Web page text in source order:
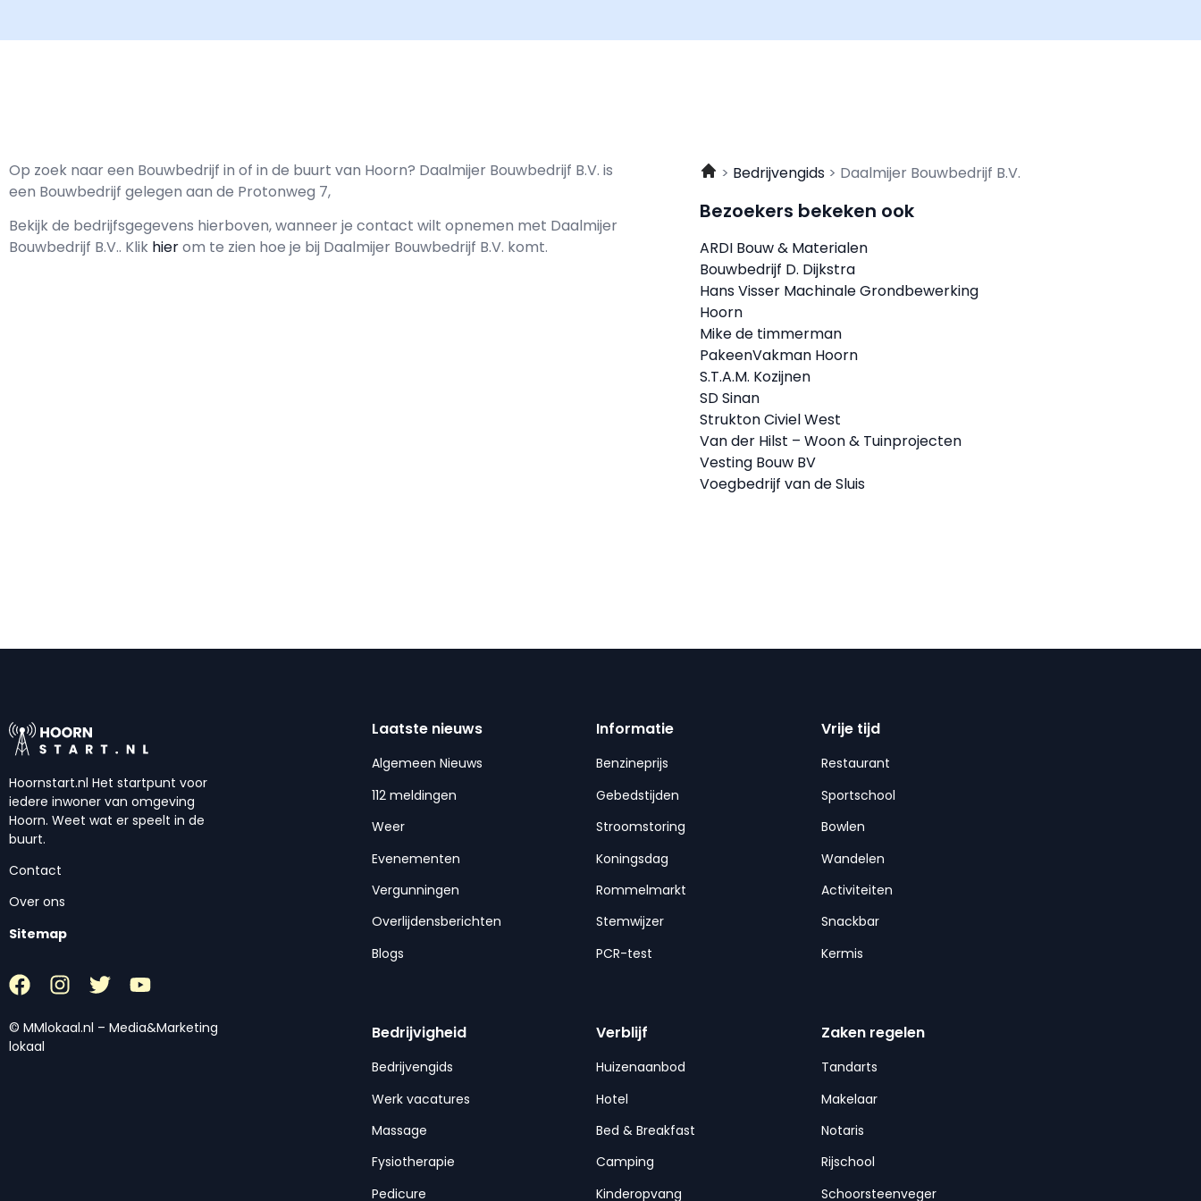
Op zoek naar een Bouwbedrijf in of in de buurt van Hoorn? Daalmijer Bouwbedrijf B.V. is
een Bouwbedrijf gelegen aan de Protonweg 7,
Bekijk de bedrijfsgegevens hierboven, wanneer je contact wilt opnemen met Daalmijer
Bouwbedrijf B.V.. Klik hierom te zien hoe je bij Daalmijer Bouwbedrijf B.V. komt.
Bedrijvengids Daalmijer Bouwbedrijf B.V.
Bezoekers bekeken ook
ARDI Bouw & Materialen
Bouwbedrijf D. Dijkstra
Hans Visser Machinale Grondbewerking
Hoorn
Mike de timmerman
PakeenVakman Hoorn
S.T.A.M. Kozijnen
SD Sinan
Strukton Civiel West
Van der Hilst – Woon & Tuinprojecten
Vesting Bouw BV
Voegbedrijf van de Sluis
Hoornstart.nl Het startpunt voor
iedere inwoner van omgeving
Hoorn. Weet wat er speelt in de
buurt.
Contact
Over ons
Sitemap
© MMlokaal.nl – Media&Marketing
lokaal
Laatste nieuws
Algemeen Nieuws
112 meldingen
Weer
Evenementen
Vergunningen
Overlijdensberichten
Blogs
Informatie
Benzineprijs
Gebedstijden
Stroomstoring
Koningsdag
Rommelmarkt
Stemwijzer
PCR-test
Vrije tijd
Restaurant
Sportschool
Bowlen
Wandelen
Activiteiten
Snackbar
Kermis
Bedrijvigheid
Bedrijvengids
Werk vacatures
Massage
Fysiotherapie
Pedicure
Verblijf
Huizenaanbod
Hotel
Bed & Breakfast
Camping
Kinderopvang
Zaken regelen
Tandarts
Makelaar
Notaris
Rijschool
Schoorsteenveger